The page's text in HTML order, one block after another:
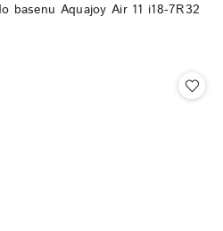
basenu Aquajoy Air 11 i18-7R32